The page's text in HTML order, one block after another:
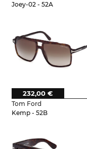
Joey-02 - 52A
Tom Ford
Kemp - 52B
232,00 €